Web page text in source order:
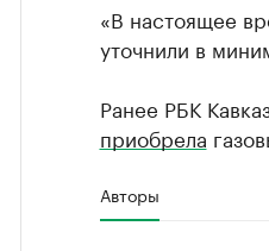
«В настоящее
уточнили в
Ранее РБК
приобрела
Авторы